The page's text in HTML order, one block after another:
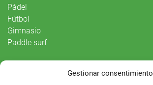
Gestionar consentimiento
Pádel
Fútbol
Gimnasio
Paddle surf